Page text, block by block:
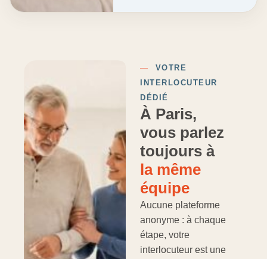
—
VOTRE
INTERLOCUTEUR
DÉDIÉ
À Paris,
vous parlez
toujours à
la même
équipe
Aucune plateforme
anonyme : à chaque
étape, votre
interlocuteur est une